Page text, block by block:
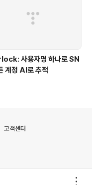
사용자명 하나로 SN
계정 AI로 추적
고객센터